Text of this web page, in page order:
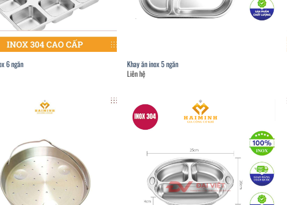
6 ngăn
Khay ăn inox 5 ngăn
Liên hệ